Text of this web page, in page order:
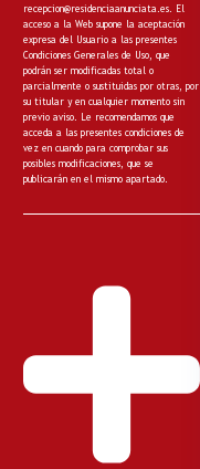
recepcion@residenciaanunciata.es. El
acceso a la Web supone la aceptación
expresa del Usuario a las presentes
Condiciones Generales de Uso, que
podrán ser modificadas total o
parcialmente o sustituidas por otras, por
su titular y en cualquier momento sin
previo aviso. Le recomendamos que
acceda a las presentes condiciones de
vez en cuando para comprobar sus
posibles modificaciones, que se
publicarán en el mismo apartado.